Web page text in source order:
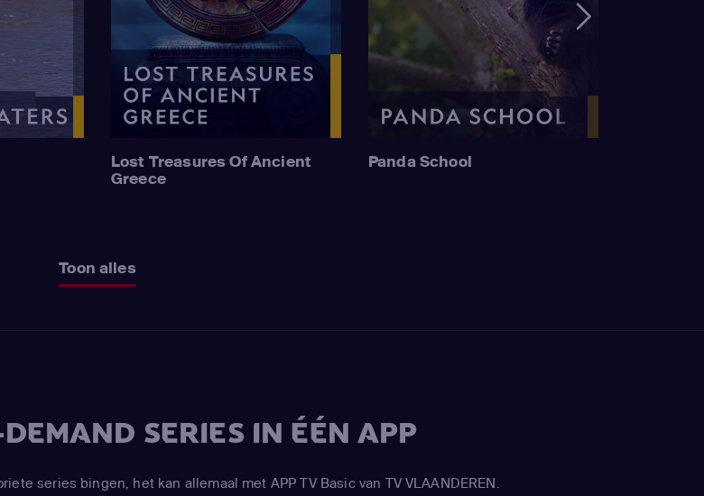
Lost Treasures Of Ancient
Greece
Panda School
Toon alles
SERIES IN ÉÉN APP
series bingen, het kan allemaal met APP TV Basic van TV VLAANDEREN.